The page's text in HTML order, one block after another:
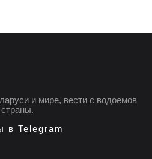
и мире, вести с водоемов
страны.
в Telegram